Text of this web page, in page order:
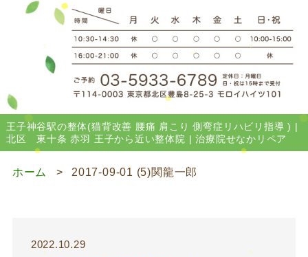
王子神谷駅の整体(猫背改善 腰痛 肩こり 側弯症リハビリ指導 ) |
北区 東十条 赤羽 王子から近い整体院 | 治療院せなかリペア
ホーム 2017-09-01 (5)関龍一郎
2022.10.29